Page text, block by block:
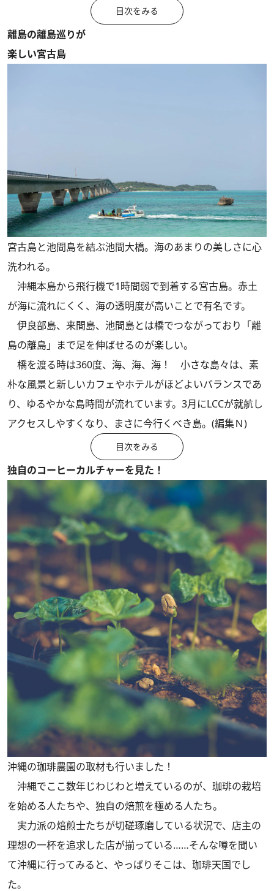
目次をみる
離島の離島巡りが
楽しい宮古島
宮古島と池間島を結ぶ池間大橋。海のあまりの美しさに心
洗われる。
沖縄本島から飛行機で1時間弱で到着する宮古島。赤土
が海に流れにくく、海の透明度が高いことで有名です。
伊良部島、来間島、池間島とは橋でつながっており「離
島の離島」まで足を伸ばせるのが楽しい。
橋を渡る時は360度、海、海、海！ 小さな島々は、素
朴な風景と新しいカフェやホテルがほどよいバランスであ
り、ゆるやかな島時間が流れています。3月にLCCが就航し
アクセスしやすくなり、まさに今行くべき島。(編集Ｎ)
目次をみる
独自のコーヒーカルチャーを見た！
沖縄の珈琲農園の取材も行いました！
沖縄でここ数年じわじわと増えているのが、珈琲の栽培
を始める人たちや、独自の焙煎を極める人たち。
実力派の焙煎士たちが切磋琢磨している状況で、店主の
理想の一杯を追求した店が揃っている……そんな噂を聞い
て沖縄に行ってみると、やっぱりそこは、珈琲天国でし
た。